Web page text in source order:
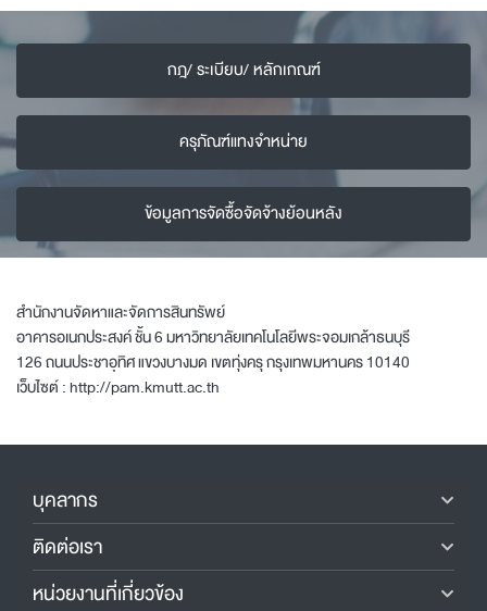
กฎ/ ระเบียบ/ หลักเกณฑ์
ครุภัณฑ์แทงจำหน่าย
ข้อมูลการจัดซื้อจัดจ้างย้อนหลัง
สำนักงานจัดหาและจัดการสินทรัพย์
อาคารอเนกประสงค์ ชั้น 6 มหาวิทยาลัยเทคโนโลยีพระจอมเกล้าธนบุรี
126 ถนนประชาอุทิศ แขวงบางมด เขตทุ่งครุ กรุงเทพมหานคร 10140
เว็บไซต์ :http://pam.kmutt.ac.th
บุคลากร
ติดต่อเรา
หน่วยงานที่เกี่ยวข้อง